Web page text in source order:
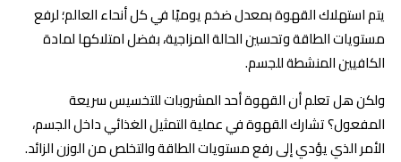
يتم استهلاك القهوة بمعدل ضخم يوميًا في كل أنحاء العالم؛ لرفع
مستويات الطاقة وتحسين الحالة المزاجية، بفضل امتلاكها لمادة
الكافيين المنشطة للجسم.
ولكن هل تعلم أن القهوة أحد المشروبات للتخسيس سريعة
المفعول؟ تشارك القهوة في عملية التمثيل الغذائي داخل الجسم،
الأمر الذي يؤدي إلى رفع مستويات الطاقة والتخلص من الوزن الزائد.